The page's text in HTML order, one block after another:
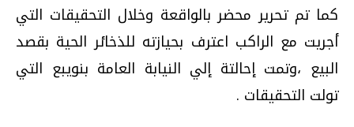
كما تم تحرير محضر بالواقعة وخلال التحقيقات التي
أجريت مع الراكب اعترف بحيازته للذخائر الحية بقصد
البيع ،وتمت إحالتة إلي النيابة العامة بنويبع التي
تولت التحقيقات .